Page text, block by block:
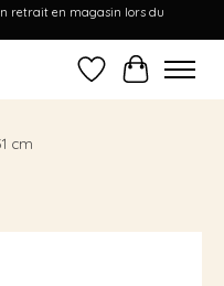
retrait en magasin lors du
Liste dePanier
cm